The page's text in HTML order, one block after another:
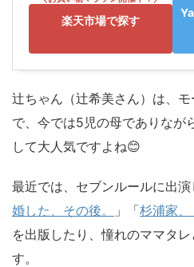
楽天市場で探す
辻ちゃん（辻希美さん）は、
で、今では5児の母でありなが
して大人気ですよね😊
最近では、セブンルールに出
婚した、その後。
」「杉浦家、
を出版したり、憧れのママタ
す。